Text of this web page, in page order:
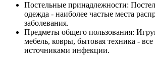
Постельные принадлежности:
одежда - наиболее частые места
заболевания.
Предметы общего пользования:
мебель, ковры, бытовая техника - все
источниками инфекции.